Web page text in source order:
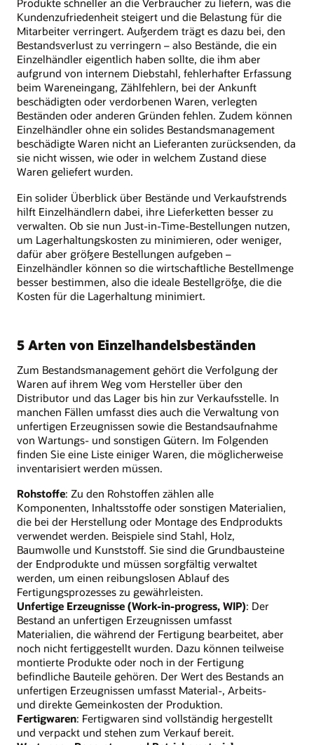
Produkte schneller an die Verbraucher zu liefern, was die
Kundenzufriedenheit steigert und die Belastung für die
Mitarbeiter verringert. Außerdem trägt es dazu bei, den
Bestandsverlust zu verringern – also Bestände, die ein
Einzelhändler eigentlich haben sollte, die ihm aber
aufgrund von internem Diebstahl, fehlerhafter Erfassung
beim Wareneingang, Zählfehlern, bei der Ankunft
beschädigten oder verdorbenen Waren, verlegten
Beständen oder anderen Gründen fehlen. Zudem können
Einzelhändler ohne ein solides Bestandsmanagement
beschädigte Waren nicht an Lieferanten zurücksenden, da
sie nicht wissen, wie oder in welchem Zustand diese
Waren geliefert wurden.
Ein solider Überblick über Bestände und Verkaufstrends
hilft Einzelhändlern dabei, ihre Lieferketten besser zu
verwalten. Ob sie nun Just-in-Time-Bestellungen nutzen,
um Lagerhaltungskosten zu minimieren, oder weniger,
dafür aber größere Bestellungen aufgeben –
Einzelhändler können so die wirtschaftliche Bestellmenge
besser bestimmen, also die ideale Bestellgröße, die die
Kosten für die Lagerhaltung minimiert.
5 Arten von Einzelhandelsbeständen
Zum Bestandsmanagement gehört die Verfolgung der
Waren auf ihrem Weg vom Hersteller über den
Distributor und das Lager bis hin zur Verkaufsstelle. In
manchen Fällen umfasst dies auch die Verwaltung von
unfertigen Erzeugnissen sowie die Bestandsaufnahme
von Wartungs- und sonstigen Gütern. Im Folgenden
finden Sie eine Liste einiger Waren, die möglicherweise
inventarisiert werden müssen.
Rohstoffe: Zu den Rohstoffen zählen alle
Komponenten, Inhaltsstoffe oder sonstigen Materialien,
die bei der Herstellung oder Montage des Endprodukts
verwendet werden. Beispiele sind Stahl, Holz,
Baumwolle und Kunststoff. Sie sind die Grundbausteine
der Endprodukte und müssen sorgfältig verwaltet
werden, um einen reibungslosen Ablauf des
Fertigungsprozesses zu gewährleisten.
Unfertige Erzeugnisse (Work-in-progress, WIP): Der
Bestand an unfertigen Erzeugnissen umfasst
Materialien, die während der Fertigung bearbeitet, aber
noch nicht fertiggestellt wurden. Dazu können teilweise
montierte Produkte oder noch in der Fertigung
befindliche Bauteile gehören. Der Wert des Bestands an
unfertigen Erzeugnissen umfasst Material-, Arbeits-
und direkte Gemeinkosten der Produktion.
Fertigwaren: Fertigwaren sind vollständig hergestellt
und verpackt und stehen zum Verkauf bereit.